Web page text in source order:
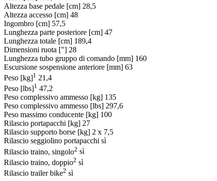
Altezza base pedale [cm] 28,5
Altezza accesso [cm] 48
Ingombro [cm] 57,5
Lunghezza parte posteriore [cm] 47
Lunghezza totale [cm] 189,4
Dimensioni ruota ["] 28
Lunghezza tubo gruppo di comando [mm] 160
Escursione sospensione anteriore [mm] 63
Peso [kg]1 21,4
Peso [lbs]1 47,2
Peso complessivo ammesso [kg] 135
Peso complessivo ammesso [lbs] 297,6
Peso massimo conducente [kg] 100
Rilascio portapacchi [kg] 27
Rilascio supporto borse [kg] 2 x 7,5
Rilascio seggiolino portapacchi sì
Rilascio traino, singolo2 sì
Rilascio traino, doppio2 sì
Rilascio trailer bike2 sì